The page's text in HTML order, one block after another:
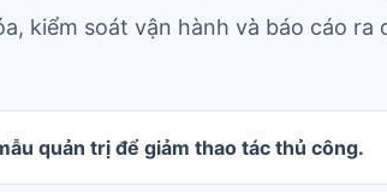
kiểm soát vận hành và báo cáo
quản trị để giảm thao tác thủ công.